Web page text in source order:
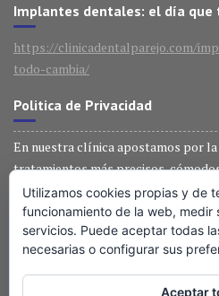
Implantes dentales: el día que
https://clinicadentalparejo.com/
todo-cambia/
Politica de Privacidad
En nuestra clínica apostamos por
tratamientos más precisos,
Técnología última generación
En nuestra clínica apostamos por
tratamientos más precisos,
Utilizamos cookies propias y de
funcionamiento de la web, medir
servicios. Puede aceptar todas
necesarias o configurar sus
Aceptar